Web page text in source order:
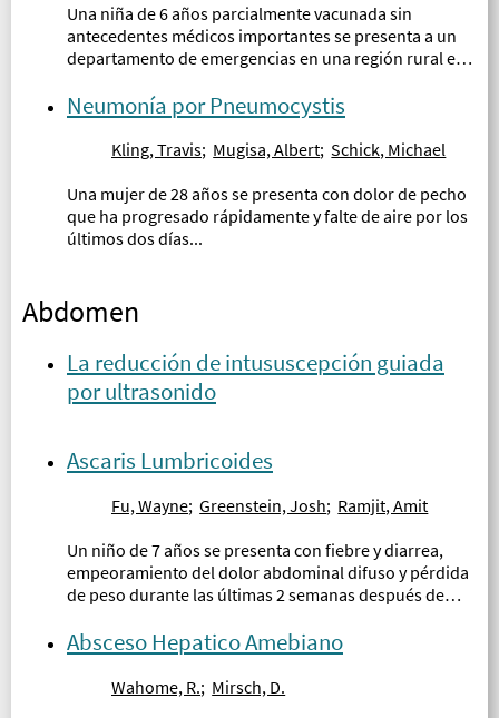
Una niña de 6 años parcialmente vacunada sin
antecedentes médicos importantes se presenta a un
departamento de emergencias en una región rural en
Neumonía por Pneumocystis
Kling, Travis; Mugisa, Albert; Schick, Michael
Una mujer de 28 años se presenta con dolor de pecho
que ha progresado rápidamente y falte de aire por los
últimos dos días...
Abdomen
La reducción de intususcepción guiada
por ultrasonido
Ascaris Lumbricoides
Fu, Wayne; Greenstein, Josh; Ramjit, Amit
Un niño de 7 años se presenta con fiebre y diarrea,
empeoramiento del dolor abdominal difuso y pérdida
de peso durante las últimas 2 semanas después de
Absceso Hepatico Amebiano
Wahome, R.; Mirsch, D.